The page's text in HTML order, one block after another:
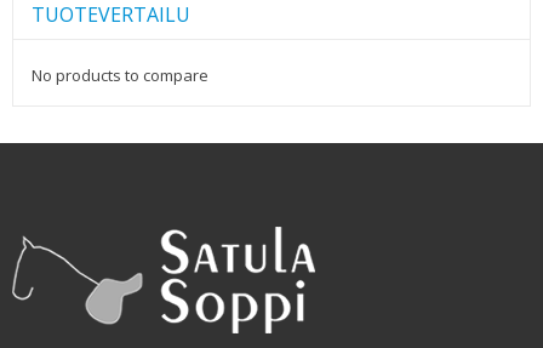
TUOTEVERTAILU
No products to compare